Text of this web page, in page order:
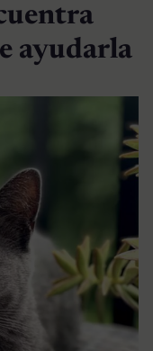
ayudarla